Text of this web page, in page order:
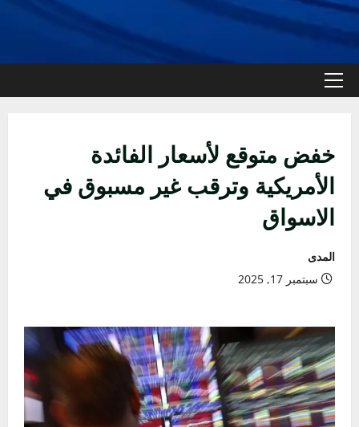
القائمة
خفض متوقع لأسعار الفائدة
الأمريكية وترقب غير مسبوق في
الاسواق
المدى
سبتمبر 17, 2025